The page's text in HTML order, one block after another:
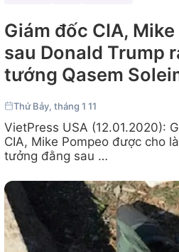
Giám đốc CIA,
sau Donald Trump
tướng Qasem
Thứ Bảy, tháng 1 11
VietPress USA (12.01.2020):
CIA, Mike Pompeo được cho
tưởng đằng sau …